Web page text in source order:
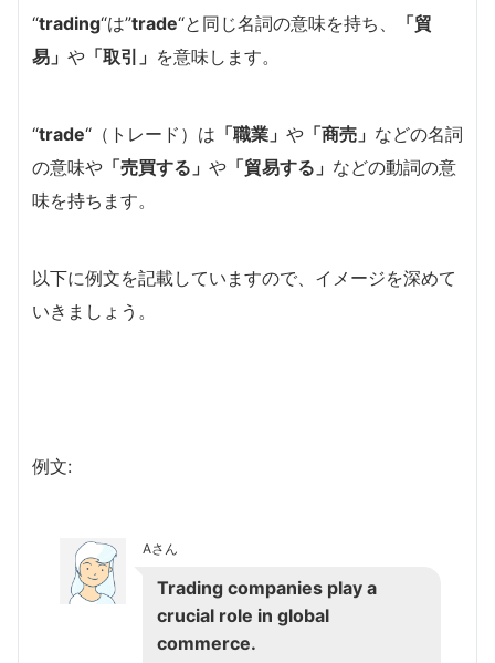
“trading“は”trade“と同じ名詞の意味を持ち、
「貿
易」 や 「取引」 を意味します。
“trade“（トレード）は 「職業」 や 「商売」 などの名詞
の意味や 「売買する」 や 「貿易する」 などの動詞の意
味を持ちます。
以下に例文を記載していますので、イメージを深めて
いきましょう。
例文:
Aさん
Trading companies play a
crucial role in global
commerce.